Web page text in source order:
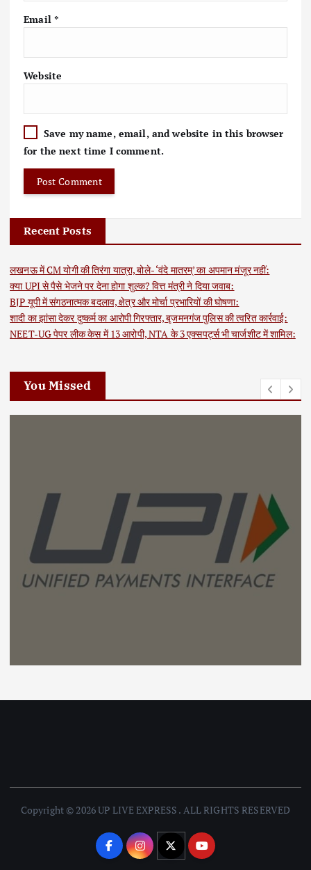
Email *
Website
Save my name, email, and website in this browser
for the next time I comment.
Recent Posts
लखनऊ में CM योगी की तिरंगा यात्रा, बोले- ‘वंदे मातरम्’ का अपमान मंजूर नहीं:
क्या UPI से पैसे भेजने पर देना होगा शुल्क? वित्त मंत्री ने दिया जवाब:
BJP यूपी में संगठनात्मक बदलाव, क्षेत्र और मोर्चा प्रभारियों की घोषणा:
शादी का झांसा देकर दुष्कर्म का आरोपी गिरफ्तार, बृजमनगंज पुलिस की त्वरित कार्रवाई:
NEET-UG पेपर लीक केस में 13 आरोपी, NTA के 3 एक्सपर्ट्स भी चार्जशीट में शामिल:
You Missed
Copyright © 2026 UP LIVE EXPRESS . ALL RIGHTS RESERVED